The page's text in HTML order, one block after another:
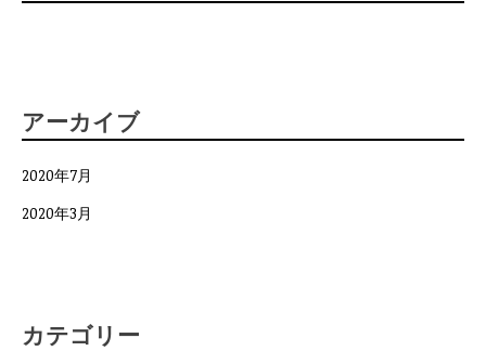
アーカイブ
2020年7月
2020年3月
カテゴリー